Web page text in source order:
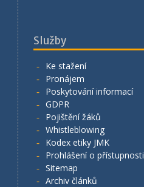
Služby
Ke stažení
Pronájem
Poskytování informací
GDPR
Pojištění žáků
Whistleblowing
Kodex etiky JMK
Prohlášení o přístupnosti
Sitemap
Archiv článků